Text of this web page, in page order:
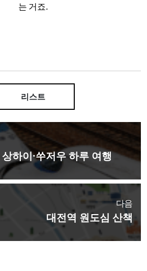
는 거죠.
리스트
하이·쑤저우 하루 여행
다음
대전역 원도심 산책